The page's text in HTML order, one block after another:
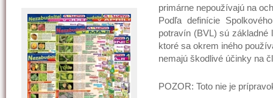
primárne nepoužívajú na
Podľa definície
potravín (BVL) sú základné
ktoré sa okrem iného
nemajú škodlivé účinky na
POZOR: Toto nie je